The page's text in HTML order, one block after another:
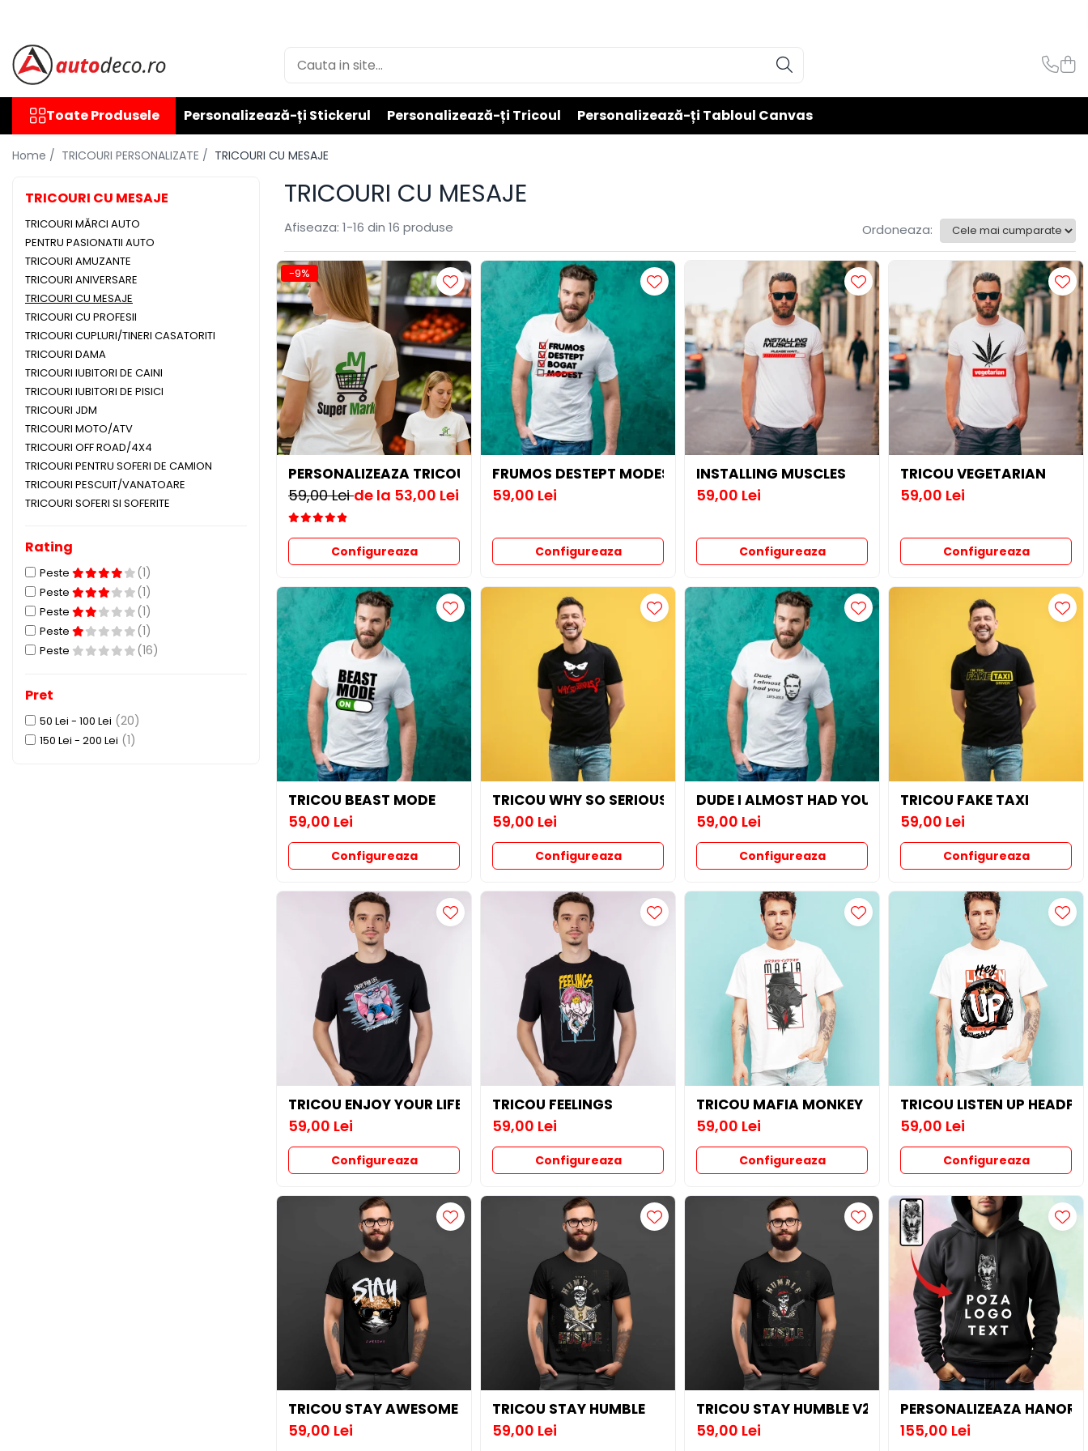
Toate Produsele
STICKERE AUTO
STICKERE MARCI AUTO
ALFA ROMEO
AUDI
CHEVROLET
CITROEN
DACIA
FIAT
FORD
HONDA
HYUNDAI
KIA
MAZDA
MERCEDES
OPEL
PEUGEOT
RENAULT
SEAT
SKODA
STICKERE STALPI
STALPI MARCI AUTO
TOP VANZARI
STICKERE PARBRIZ
STICKERE STALPI SI GEAM MIC
STICKERE PENTRU FIRME
STICKERE MARI
STICKERE CAMIOANE
Toate Produsele Personalizează-ți Stickerul Personalizează-ți Tricoul Personalizează-ți Tabloul Canvas
Home / TRICOURI PERSONALIZATE / TRICOURI CU MESAJE
TRICOURI CU MESAJE
TRICOURI CU MESAJE
TRICOURI MĂRCI AUTO
PENTRU PASIONATII AUTO
TRICOURI AMUZANTE
TRICOURI ANIVERSARE
TRICOURI CU MESAJE
TRICOURI CU PROFESII
TRICOURI CUPLURI/TINERI CASATORITI
TRICOURI DAMA
TRICOURI IUBITORI DE CAINI
TRICOURI IUBITORI DE PISICI
TRICOURI JDM
TRICOURI MOTO/ATV
TRICOURI OFF ROAD/4X4
TRICOURI PENTRU SOFERI DE CAMION
TRICOURI PESCUIT/VANATOARE
TRICOURI SOFERI SI SOFERITE
Rating
Peste (1)
Peste (1)
Peste (1)
Peste (1)
Peste (16)
Pret
50 Lei - 100 Lei (20)
150 Lei - 200 Lei (1)
Afiseaza: 1-16 din 16 produse Ordoneaza:
-9%
PERSONALIZEAZA TRICOU
59,00 Leide la 53,00 Lei
Configureaza
FRUMOS DESTEPT MODEST
59,00 Lei
Configureaza
INSTALLING MUSCLES
59,00 Lei
Configureaza
TRICOU VEGETARIAN
59,00 Lei
Configureaza
TRICOU BEAST MODE
59,00 Lei
Configureaza
TRICOU WHY SO SERIOUS?
59,00 Lei
Configureaza
DUDE I ALMOST HAD YOU
59,00 Lei
Configureaza
TRICOU FAKE TAXI
59,00 Lei
Configureaza
TRICOU ENJOY YOUR LIFE
59,00 Lei
Configureaza
TRICOU FEELINGS
59,00 Lei
Configureaza
TRICOU MAFIA MONKEY
59,00 Lei
Configureaza
TRICOU LISTEN UP
59,00 Lei
Configureaza
TRICOU STAY AWESOME
59,00 Lei
TRICOU STAY HUMBLE
59,00 Lei
TRICOU STAY HUMBLE V2
59,00 Lei
PERSONALIZEAZA
155,00 Lei